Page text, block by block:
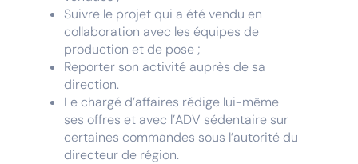
Suivre le projet qui a été vendu en
collaboration avec les équipes de
production et de pose ;
Reporter son activité auprès de sa
direction.
Le chargé d’affaires rédige lui-même
ses offres et avec l’ADV sédentaire sur
certaines commandes sous l’autorité du
directeur de région.